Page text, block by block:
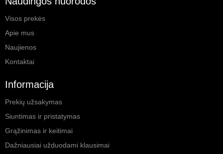
Visos prekės
Apie mus
Naujienos
Kontaktai
Informacija
Prekių užsakymas
Siuntimas ir pristatymas
Grąžinimas ir keitimai
Dažniausiai užduodami klausimai